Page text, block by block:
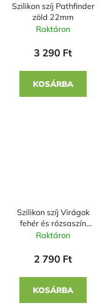
Szilikon szíj Pathfinder
zöld 22mm
Raktáron
3 290 Ft
KOSÁRBA
Szilikon szíj Virágok
fehér és rózsaszín
színben 22mm
Raktáron
2 790 Ft
KOSÁRBA